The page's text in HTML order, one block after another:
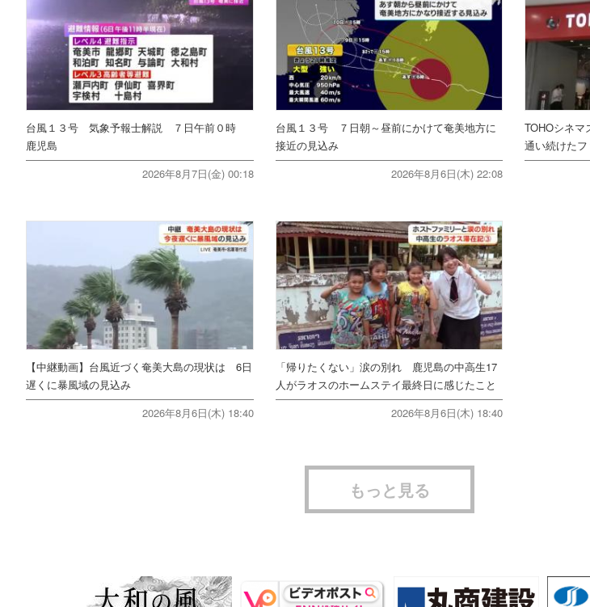
台風１３号 気象予報士解説 ７日午前０時
鹿児島
2026年8月7日(金) 00:18
台風１３号 ７日朝～昼前にかけて奄美地方に
接近の見込み
2026年8月6日(木) 22:08
TOHOシネ
通い続けた
【中継動画】台風近づく奄美大島の現状は 6日
遅くに暴風域の見込み
2026年8月6日(木) 18:40
「帰りたくない」涙の別れ 鹿児島の中高生17
人がラオスのホームステイ最終日に感じたこと
2026年8月6日(木) 18:40
もっと見る